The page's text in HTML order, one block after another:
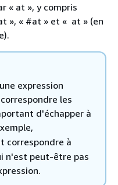
« at », y compris
», « #at » et « at » (en
expression
les
d'échapper à
correspondre à
n'est peut-être pas